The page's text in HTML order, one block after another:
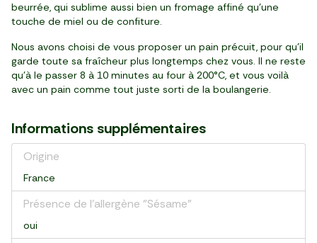
beurrée, qui sublime aussi bien un fromage affiné qu’une
touche de miel ou de confiture.
Nous avons choisi de vous proposer un pain précuit, pour qu’il
garde toute sa fraîcheur plus longtemps chez vous. Il ne reste
qu’à le passer 8 à 10 minutes au four à 200°C, et vous voilà
avec un pain comme tout juste sorti de la boulangerie.
Informations supplémentaires
Origine
France
Présence de l'allergène "Sésame"
oui